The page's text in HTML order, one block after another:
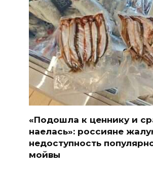
«Подошла к ценнику и
наелась»: россияне
недоступность
мойвы